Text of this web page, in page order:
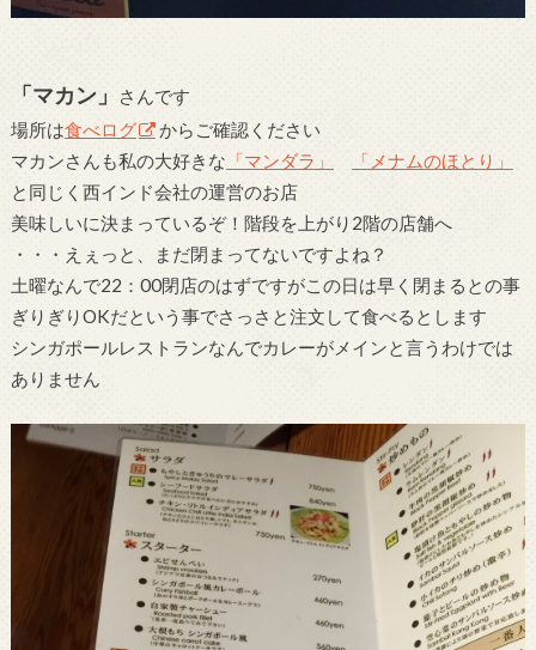
「マカン」
さんです
場所は食べログ
からご確認ください
マカンさんも私の大好きな 「マンダラ」
「メナムのほとり」
と同じく西インド会社の運営のお店
美味しいに決まっているぞ！階段を上がり2階の店舗へ
・・・えぇっと、まだ閉まってないですよね？
土曜なんで22：00閉店のはずですがこの日は早く閉まるとの事
ぎりぎりOKだという事でさっさと注文して食べるとします
シンガポールレストランなんでカレーがメインと言うわけでは
ありません